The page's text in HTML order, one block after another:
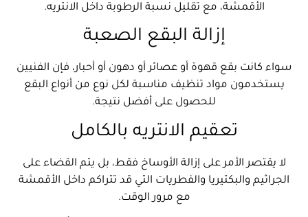
الأقمشة، مع تقليل نسبة الرطوبة داخل الانتريه.
إزالة البقع الصعبة
سواء كانت بقع قهوة أو عصائر أو دهون أو أحبار، فإن الفنيين
يستخدمون مواد تنظيف مناسبة لكل نوع من أنواع البقع
للحصول على أفضل نتيجة.
تعقيم الانتريه بالكامل
لا يقتصر الأمر على إزالة الأوساخ فقط، بل يتم القضاء على
الجراثيم والبكتيريا والفطريات التي قد تتراكم داخل الأقمشة
مع مرور الوقت.